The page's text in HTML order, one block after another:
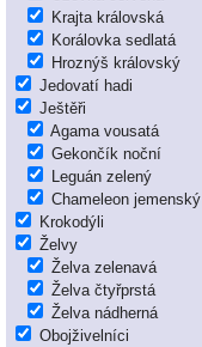
Krajta královská
Korálovka sedlatá
Hroznýš královský
Jedovatí hadi
Ještěři
Agama vousatá
Gekončík noční
Leguán zelený
Chameleon jemenský
Krokodýli
Želvy
Želva zelenavá
Želva čtyřprstá
Želva nádherná
Obojživelníci